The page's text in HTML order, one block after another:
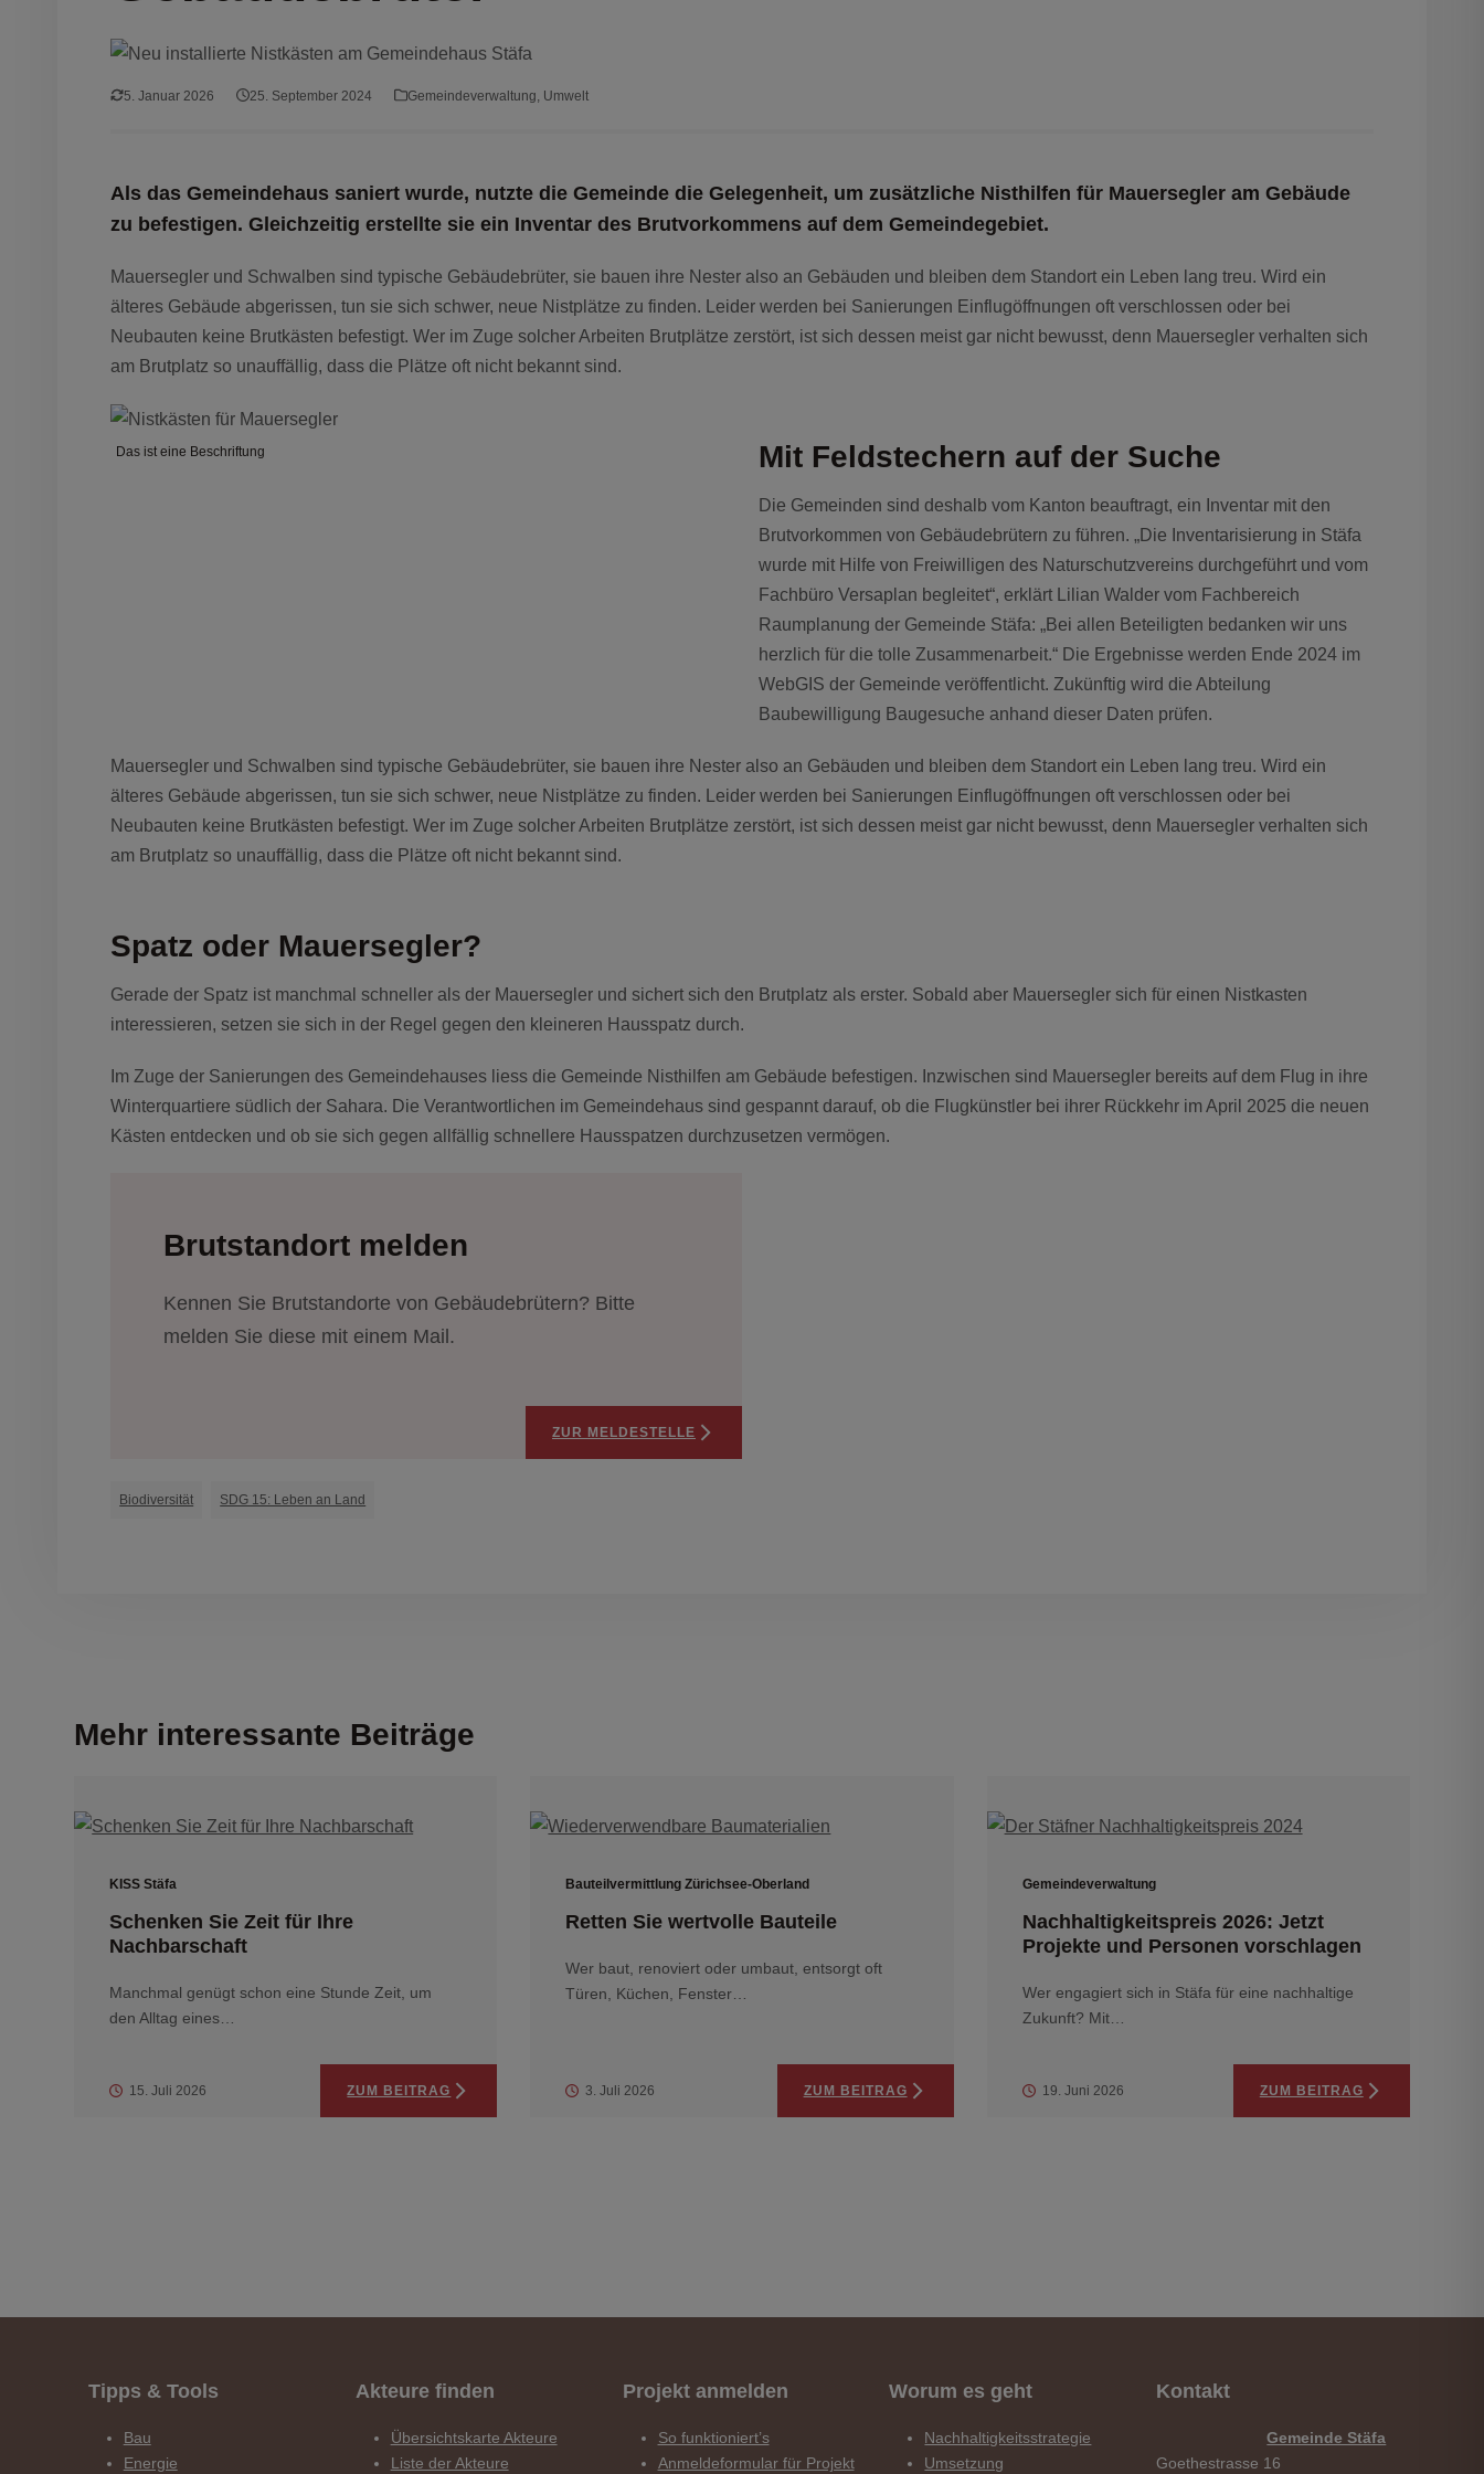
5. Januar 2026 25. September 2024 Gemeindeverwaltung Umwelt
Als das Gemeindehaus saniert wurde, nutzte die Gemeinde die Gelegenheit, um zusätzliche Nisthilfen für Mauersegler am Gebäude
zu befestigen. Gleichzeitig erstellte sie ein Inventar des Brutvorkommens auf dem Gemeindegebiet.
Mauersegler und Schwalben sind typische Gebäudebrüter, sie bauen ihre Nester also an Gebäuden und bleiben dem Standort ein Leben lang treu. Wird ein
älteres Gebäude abgerissen, tun sie sich schwer, neue Nistplätze zu finden. Leider werden bei Sanierungen Einflugöffnungen oft verschlossen oder bei
Neubauten keine Brutkästen befestigt. Wer im Zuge solcher Arbeiten Brutplätze zerstört, ist sich dessen meist gar nicht bewusst, denn Mauersegler verhalten sich
am Brutplatz so unauffällig, dass die Plätze oft nicht bekannt sind.
Das ist eine Beschriftung Mit Feldstechern auf der Suche
Die Gemeinden sind deshalb vom Kanton beauftragt, ein Inventar mit den
Brutvorkommen von Gebäudebrütern zu führen. „Die Inventarisierung in Stäfa
wurde mit Hilfe von Freiwilligen des Naturschutzvereins durchgeführt und vom
Fachbüro Versaplan begleitet“, erklärt Lilian Walder vom Fachbereich
Raumplanung der Gemeinde Stäfa: „Bei allen Beteiligten bedanken wir uns
herzlich für die tolle Zusammenarbeit.“ Die Ergebnisse werden Ende 2024 im
WebGIS der Gemeinde veröffentlicht. Zukünftig wird die Abteilung
Baubewilligung Baugesuche anhand dieser Daten prüfen.
Mauersegler und Schwalben sind typische Gebäudebrüter, sie bauen ihre Nester also an Gebäuden und bleiben dem Standort ein Leben lang treu. Wird ein
älteres Gebäude abgerissen, tun sie sich schwer, neue Nistplätze zu finden. Leider werden bei Sanierungen Einflugöffnungen oft verschlossen oder bei
Neubauten keine Brutkästen befestigt. Wer im Zuge solcher Arbeiten Brutplätze zerstört, ist sich dessen meist gar nicht bewusst, denn Mauersegler verhalten sich
am Brutplatz so unauffällig, dass die Plätze oft nicht bekannt sind.
Spatz oder Mauersegler?
Gerade der Spatz ist manchmal schneller als der Mauersegler und sichert sich den Brutplatz als erster. Sobald aber Mauersegler sich für einen Nistkasten
interessieren, setzen sie sich in der Regel gegen den kleineren Hausspatz durch.
Im Zuge der Sanierungen des Gemeindehauses liess die Gemeinde Nisthilfen am Gebäude befestigen. Inzwischen sind Mauersegler bereits auf dem Flug in ihre
Winterquartiere südlich der Sahara. Die Verantwortlichen im Gemeindehaus sind gespannt darauf, ob die Flugkünstler bei ihrer Rückkehr im April 2025 die neuen
Kästen entdecken und ob sie sich gegen allfällig schnellere Hausspatzen durchzusetzen vermögen.
Brutstandort melden
Kennen Sie Brutstandorte von Gebäudebrütern? Bitte
melden Sie diese mit einem Mail.
ZUR MELDESTELLE
Biodiversität SDG 15: Leben an Land
Mehr interessante Beiträge
KISS Stäfa
Schenken Sie Zeit für Ihre
Nachbarschaft
Manchmal genügt schon eine Stunde Zeit, um
den Alltag eines…
15. Juli 2026 ZUM BEITRAG
Bauteilvermittlung Zürichsee-Oberland
Retten Sie wertvolle Bauteile
Wer baut, renoviert oder umbaut, entsorgt oft
Türen, Küchen, Fenster…
3. Juli 2026 ZUM BEITRAG
Gemeindeverwaltung
Nachhaltigkeitspreis 2026: Jetzt
Projekte und Personen vorschlagen
Wer engagiert sich in Stäfa für eine nachhaltige
Zukunft? Mit…
19. Juni 2026 ZUM BEITRAG
Tipps & Tools
Bau
Energie
Akteure finden
Übersichtskarte Akteure
Liste der Akteure
Projekt anmelden
So funktioniert’s
Anmeldeformular für Projekt
Worum es geht
Nachhaltigkeitsstrategie
Umsetzung
Kontakt
Gemeinde Stäfa
Goethestrasse 16